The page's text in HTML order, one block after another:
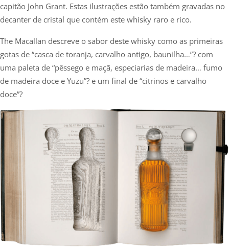
capitão John Grant. Estas ilustrações estão também gravadas no
decanter de cristal que contém este whisky raro e rico.
The Macallan descreve o sabor deste whisky como as primeiras
gotas de “casca de toranja, carvalho antigo, baunilha…”? com
uma paleta de “pêssego e maçã, especiarias de madeira… fumo
de madeira doce e Yuzu”? e um final de “citrinos e carvalho
doce”?